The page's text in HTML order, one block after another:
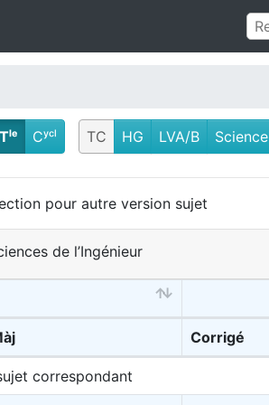
Tˡᵉ Cʸᶜˡ TC HG LVA/B Science
pour autre version sujet
de l’Ingénieur
Corrigé
correspondant